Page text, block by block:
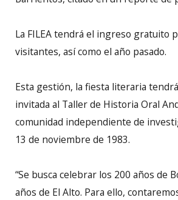
La FILEA tendrá el ingreso gratuito
visitantes, así como el año pasado.
Esta gestión, la fiesta literaria
invitada al Taller de Historia Oral
comunidad independiente de
13 de noviembre de 1983.
“Se busca celebrar los 200 años de
años de El Alto. Para ello,